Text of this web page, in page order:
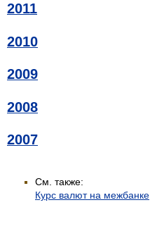
2011
2010
2009
2008
2007
См. также:
Курс валют на межбанке